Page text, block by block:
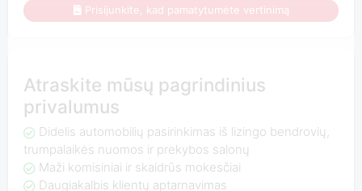
Prisijunkite, kad pamatytumėte vertinimą
Atraskite mūsų pagrindinius
privalumus
Didelis automobilių pasirinkimas iš lizingo bendrovių,
trumpalaikės nuomos ir prekybos salonų
Maži komisiniai ir skaidrūs mokesčiai
Daugiakalbis klientų aptarnavimas